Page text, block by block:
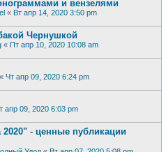
и вензелями
« Вт апр 14, 2020 3:50 pm
Чернушкой
« Пт апр 10, 2020 10:08 am
« Чт апр 09, 2020 6:24 pm
апр 09, 2020 6:03 pm
- ценные публикации